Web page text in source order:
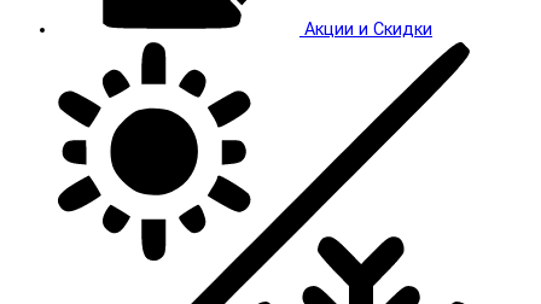
Акции и Скидки